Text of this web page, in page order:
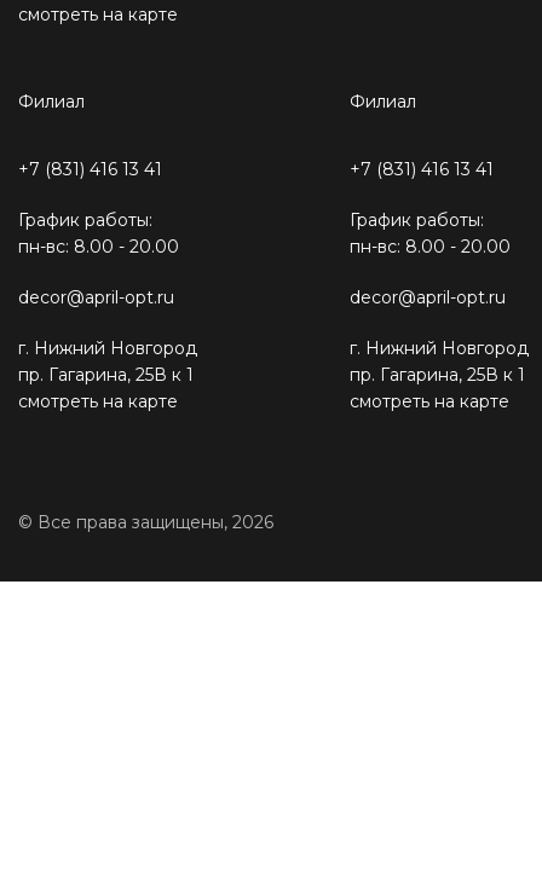
смотреть на карте
Филиал
+7 (831) 416 13 41
График работы:
пн-вс: 8.00 - 20.00
decor@april-opt.ru
г. Нижний Новгород
пр. Гагарина, 25В к 1
смотреть на карте
Филиал
+7 (831) 416 13 41
График работы:
пн-вс: 8.00 - 20.00
decor@april-opt.ru
г. Нижний Новгород
пр. Гагарина, 25В к 1
смотреть на карте
© Все права защищены, 2026